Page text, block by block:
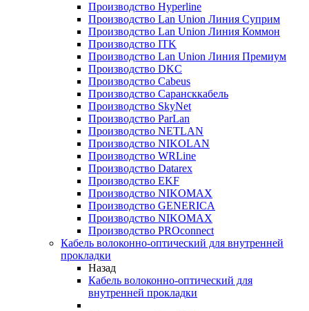
Производство Hyperline
Производство Lan Union Линия Суприм
Производство Lan Union Линия Коммон
Производство ITK
Производство Lan Union Линия Премиум
Производство DKC
Производство Cabeus
Производство Сарансккабель
Производство SkyNet
Производство ParLan
Производство NETLAN
Производство NIKOLAN
Производство WRLine
Производство Datarex
Производство EKF
Производство NIKOMAX
Производство GENERICA
Производство NIKOMAX
Производство PROconnect
Кабель волоконно-оптический для внутренней
прокладки
Назад
Кабель волоконно-оптический для
внутренней прокладки